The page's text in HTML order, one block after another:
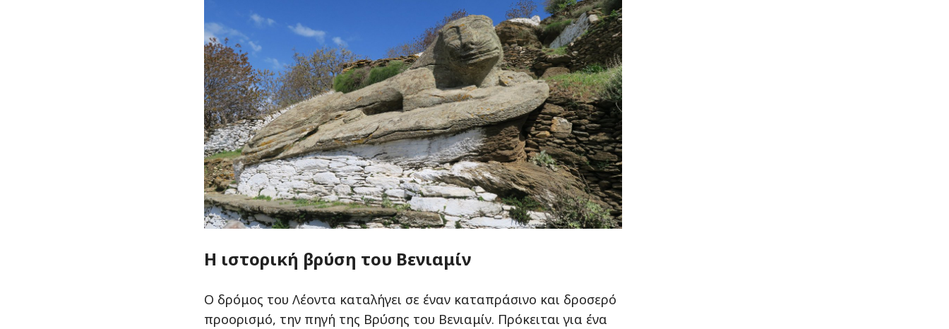
Η ιστορική βρύση του Βενιαμίν
Ο δρόμος του Λέοντα καταλήγει σε έναν καταπράσινο και δροσερό
προορισμό, την πηγή της Βρύσης του Βενιαμίν. Πρόκειται για ένα